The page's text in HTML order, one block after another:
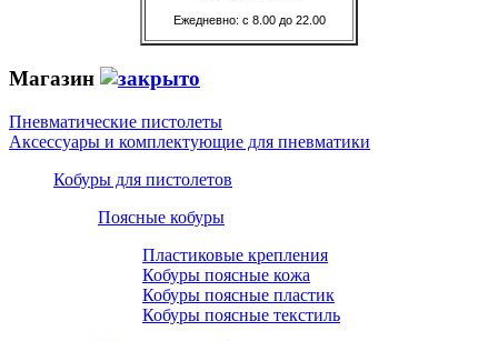
Ежедневно: с 8.00 до 22.00
Магазин
Пневматические пистолеты
Аксессуары и комплектующие для пневматики
Кобуры для пистолетов
Поясные кобуры
Пластиковые крепления
Кобуры поясные кожа
Кобуры поясные пластик
Кобуры поясные текстиль